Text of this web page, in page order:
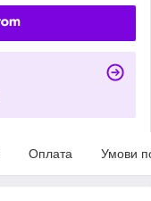
Оплата Умови